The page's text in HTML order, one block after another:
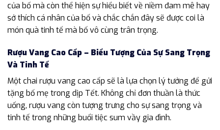
của bố mà còn thể hiện sự hiểu biết về niềm đam mê hay
sở thích cá nhân của bố và chắc chắn đây sẽ được coi là
món quà tinh tế mà bố vô cùng trân trọng.
Rượu Vang Cao Cấp – Biểu Tượng Của Sự Sang Trọng
Và Tinh Tế
Một chai rượu vang cao cấp sẽ là lựa chọn lý tưởng để gửi
tặng bố mẹ trong dịp Tết. Không chỉ đơn thuần là thức
uống, rượu vang còn tượng trưng cho sự sang trọng và
tinh tế trong những buổi tiệc sum vầy gia đình.